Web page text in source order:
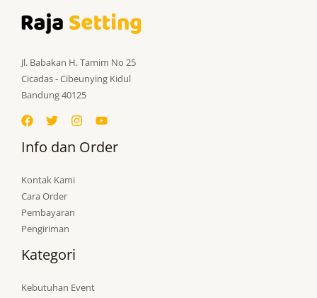
Jl. Babakan H. Tamim No 25
Cicadas - Cibeunying Kidul
Bandung 40125
Info dan Order
Kontak Kami
Cara Order
Pembayaran
Pengiriman
Kategori
Kebutuhan Event